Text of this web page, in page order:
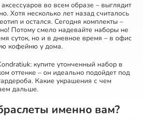
во всем образе – выглядит
Хотя несколько лет назад считалось
и остался. Сегодня комплекты –
Потому смело надевайте наборы не
суток, но и в дневное время – в офис
кофейню у дома.
купите утонченный набор в
оттенке – он идеально подойдет под
Какие украшения с чем
дальше.
именно вам?